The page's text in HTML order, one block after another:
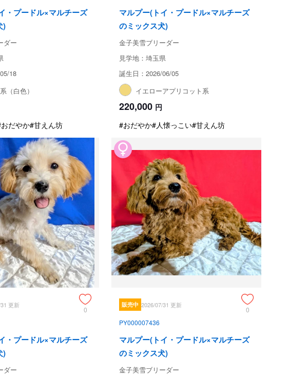
・プードル×マルチーズ
)
ダー
18
（白色）
だやか#甘えん坊
マルプー(トイ・プードル×マルチーズ
のミックス犬)
金子美雪ブリーダー
見学地：埼玉県
誕生日：2026/06/05
イエローアプリコット系
220,000 円
#おだやか#人懐っこい#甘えん坊
更新
0
・プードル×マルチーズ
)
ダー
販売中 2026/07/31 更新
0
PY000007436
マルプー(トイ・プードル×マルチーズ
のミックス犬)
金子美雪ブリーダー